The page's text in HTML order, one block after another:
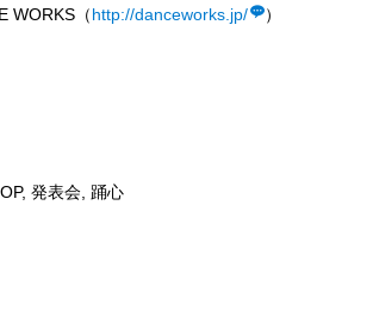
WORKS（http://danceworks.jp/ ）
, 発表会, 踊心